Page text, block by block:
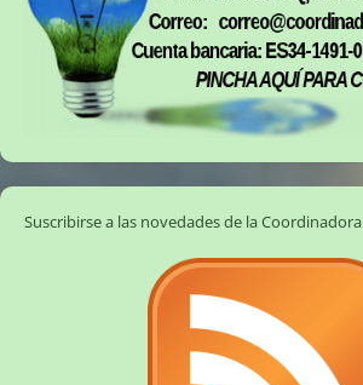
Suscribirse a las novedades de la Coordinadora